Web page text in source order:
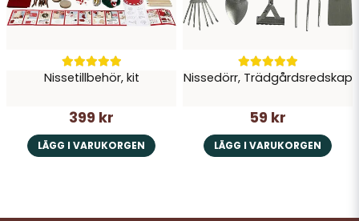
Nissetillbehör, kit
399 kr
LÄGG I VARUKORGEN
Nissedörr, Trädgårdsredskap
59 kr
LÄGG I VARUKORGEN